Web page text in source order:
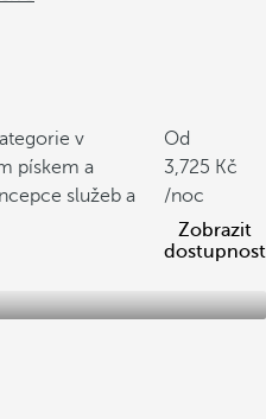
v
pískem a
služeb a
Od
3,725
/noc
Zobrazit
dostupnost